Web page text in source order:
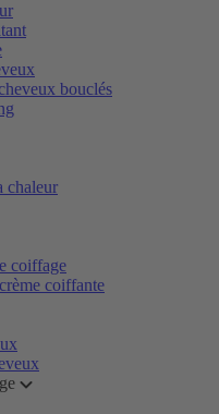
bouclés
chaleur
coiffage
coiffante